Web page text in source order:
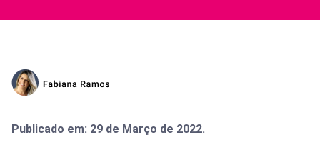
Publicado em: 29 de Março de 2022.